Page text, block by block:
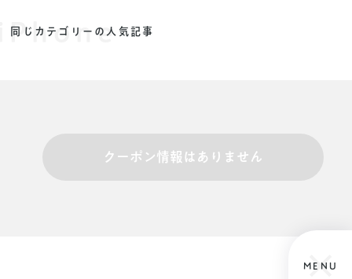
同じカテゴリーの人気記事
クーポン情報はありません
MENU